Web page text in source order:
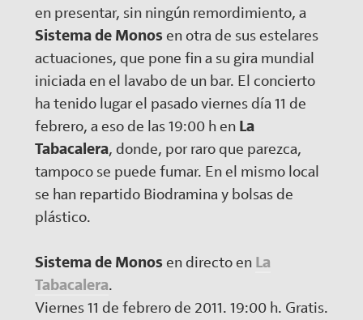
en presentar, sin ningún remordimiento, a
Sistema de Monosen otra de sus estelares
actuaciones, que pone fin a su gira mundial
iniciada en el lavabo de un bar. El concierto
ha tenido lugar el pasado viernes día 11 de
febrero, a eso de las 19:00 h en La
Tabacalera, donde, por raro que parezca,
tampoco se puede fumar. En el mismo local
se han repartido Biodramina y bolsas de
plástico.
Sistema de Monosen directo en La
Tabacalera.
Viernes 11 de febrero de 2011. 19:00 h. Gratis.